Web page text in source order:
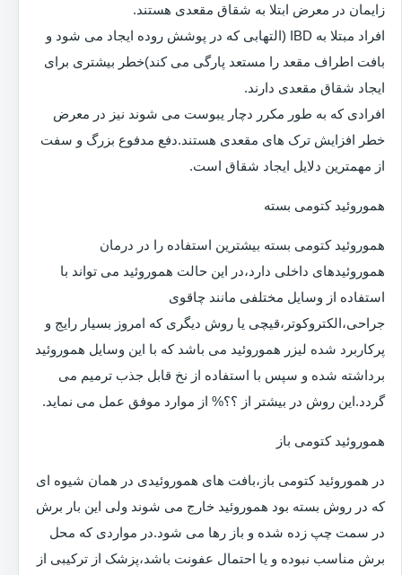
زایمان در معرض ابتلا به شقاق مقعدی هستند.
افراد مبتلا به IBD (التهابی که در پوشش روده ایجاد می شود و
بافت اطراف مقعد را مستعد پارگی می کند)خطر بیشتری برای
ایجاد شقاق مقعدی دارند.
افرادی که به طور مکرر دچار یبوست می شوند نیز در معرض
خطر افزایش ترک های مقعدی هستند.دفع مدفوع بزرگ و سفت
از مهمترین دلایل ایجاد شقاق است.
هموروئید کتومی بسته
هموروئید کتومی بسته بیشترین استفاده را در درمان
هموروئیدهای داخلی دارد،در این حالت هموروئید می تواند با
استفاده از وسایل مختلفی مانند چاقوی
جراحی،الکتروکوتر،قیچی یا روش دیگری که امروز بسیار رایج و
پرکاربرد شده لیزر هموروئید می باشد که با این وسایل هموروئید
برداشته شده و سپس با استفاده از نخ قابل جذب ترمیم می
گردد.این روش در بیشتر از ؟؟% از موارد موفق عمل می نماید.
هموروئید کتومی باز
در هموروئید کتومی باز،بافت های هموروئیدی در همان شیوه ای
که در روش بسته بود هموروئید خارج می شوند ولی این بار برش
در سمت چپ زده شده و باز رها می شود.در مواردی که محل
برش مناسب نبوده و یا احتمال عفونت باشد،پزشک از ترکیبی از